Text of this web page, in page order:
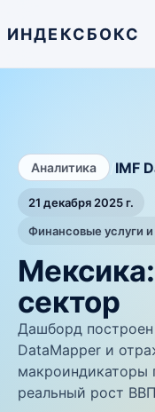
ИНДЕКСБОКС
Аналитика IMF
21 декабря 2025 г.
Финансовые услуги
сектор
Дашборд
DataMapper и
макроиндикаторы
реальный рост